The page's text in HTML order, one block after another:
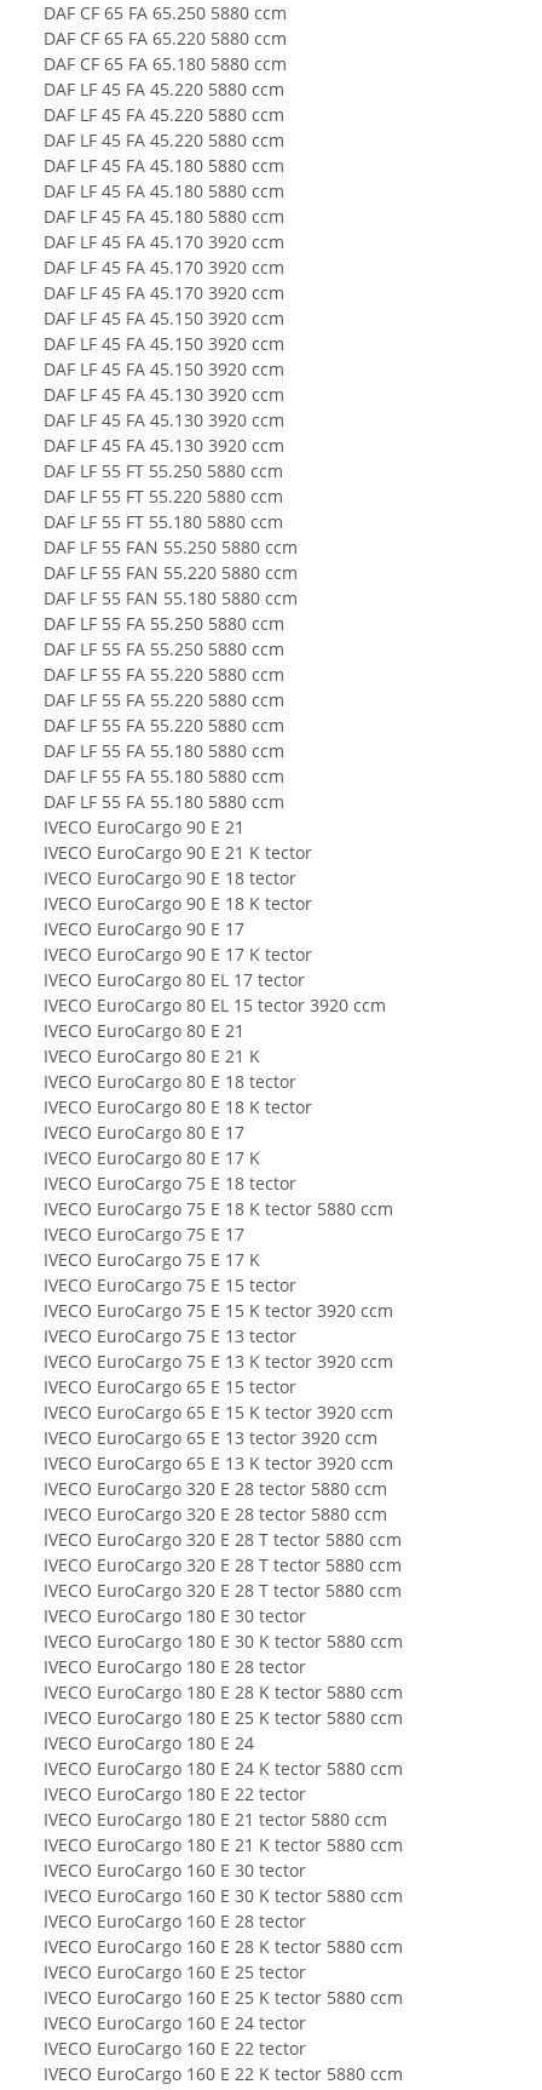
DAF CF 65 FA 65.250 5880 ccm
DAF CF 65 FA 65.220 5880 ccm
DAF CF 65 FA 65.180 5880 ccm
DAF LF 45 FA 45.220 5880 ccm
DAF LF 45 FA 45.220 5880 ccm
DAF LF 45 FA 45.220 5880 ccm
DAF LF 45 FA 45.180 5880 ccm
DAF LF 45 FA 45.180 5880 ccm
DAF LF 45 FA 45.180 5880 ccm
DAF LF 45 FA 45.170 3920 ccm
DAF LF 45 FA 45.170 3920 ccm
DAF LF 45 FA 45.170 3920 ccm
DAF LF 45 FA 45.150 3920 ccm
DAF LF 45 FA 45.150 3920 ccm
DAF LF 45 FA 45.150 3920 ccm
DAF LF 45 FA 45.130 3920 ccm
DAF LF 45 FA 45.130 3920 ccm
DAF LF 45 FA 45.130 3920 ccm
DAF LF 55 FT 55.250 5880 ccm
DAF LF 55 FT 55.220 5880 ccm
DAF LF 55 FT 55.180 5880 ccm
DAF LF 55 FAN 55.250 5880 ccm
DAF LF 55 FAN 55.220 5880 ccm
DAF LF 55 FAN 55.180 5880 ccm
DAF LF 55 FA 55.250 5880 ccm
DAF LF 55 FA 55.250 5880 ccm
DAF LF 55 FA 55.220 5880 ccm
DAF LF 55 FA 55.220 5880 ccm
DAF LF 55 FA 55.220 5880 ccm
DAF LF 55 FA 55.180 5880 ccm
DAF LF 55 FA 55.180 5880 ccm
DAF LF 55 FA 55.180 5880 ccm
IVECO EuroCargo 90 E 21
IVECO EuroCargo 90 E 21 K tector
IVECO EuroCargo 90 E 18 tector
IVECO EuroCargo 90 E 18 K tector
IVECO EuroCargo 90 E 17
IVECO EuroCargo 90 E 17 K tector
IVECO EuroCargo 80 EL 17 tector
IVECO EuroCargo 80 EL 15 tector 3920 ccm
IVECO EuroCargo 80 E 21
IVECO EuroCargo 80 E 21 K
IVECO EuroCargo 80 E 18 tector
IVECO EuroCargo 80 E 18 K tector
IVECO EuroCargo 80 E 17
IVECO EuroCargo 80 E 17 K
IVECO EuroCargo 75 E 18 tector
IVECO EuroCargo 75 E 18 K tector 5880 ccm
IVECO EuroCargo 75 E 17
IVECO EuroCargo 75 E 17 K
IVECO EuroCargo 75 E 15 tector
IVECO EuroCargo 75 E 15 K tector 3920 ccm
IVECO EuroCargo 75 E 13 tector
IVECO EuroCargo 75 E 13 K tector 3920 ccm
IVECO EuroCargo 65 E 15 tector
IVECO EuroCargo 65 E 15 K tector 3920 ccm
IVECO EuroCargo 65 E 13 tector 3920 ccm
IVECO EuroCargo 65 E 13 K tector 3920 ccm
IVECO EuroCargo 320 E 28 tector 5880 ccm
IVECO EuroCargo 320 E 28 tector 5880 ccm
IVECO EuroCargo 320 E 28 T tector 5880 ccm
IVECO EuroCargo 320 E 28 T tector 5880 ccm
IVECO EuroCargo 320 E 28 T tector 5880 ccm
IVECO EuroCargo 180 E 30 tector
IVECO EuroCargo 180 E 30 K tector 5880 ccm
IVECO EuroCargo 180 E 28 tector
IVECO EuroCargo 180 E 28 K tector 5880 ccm
IVECO EuroCargo 180 E 25 K tector 5880 ccm
IVECO EuroCargo 180 E 24
IVECO EuroCargo 180 E 24 K tector 5880 ccm
IVECO EuroCargo 180 E 22 tector
IVECO EuroCargo 180 E 21 tector 5880 ccm
IVECO EuroCargo 180 E 21 K tector 5880 ccm
IVECO EuroCargo 160 E 30 tector
IVECO EuroCargo 160 E 30 K tector 5880 ccm
IVECO EuroCargo 160 E 28 tector
IVECO EuroCargo 160 E 28 K tector 5880 ccm
IVECO EuroCargo 160 E 25 tector
IVECO EuroCargo 160 E 25 K tector 5880 ccm
IVECO EuroCargo 160 E 24 tector
IVECO EuroCargo 160 E 22 tector
IVECO EuroCargo 160 E 22 K tector 5880 ccm